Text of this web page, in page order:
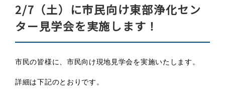
2/7（土）に市民向け東部浄化セン
ター見学会を実施します！
市民の皆様に、市民向け現地見学会を実施いたします。
詳細は下記のとおりです。